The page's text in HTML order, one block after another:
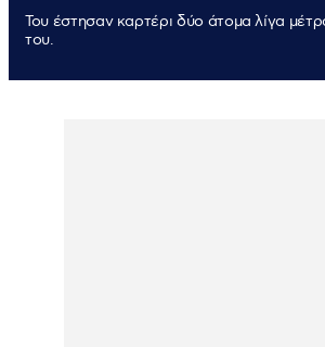
Του έστησαν καρτέρι δύο άτομα λίγα
του.